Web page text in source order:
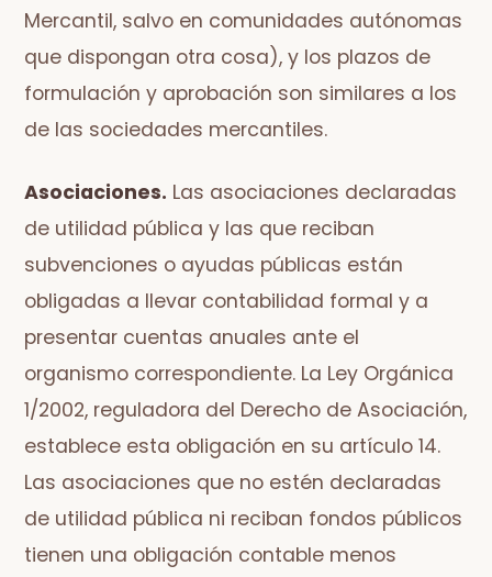
Mercantil, salvo en comunidades autónomas
que dispongan otra cosa), y los plazos de
formulación y aprobación son similares a los
de las sociedades mercantiles.
Asociaciones. Las asociaciones declaradas
de utilidad pública y las que reciban
subvenciones o ayudas públicas están
obligadas a llevar contabilidad formal y a
presentar cuentas anuales ante el
organismo correspondiente. La Ley Orgánica
1/2002, reguladora del Derecho de Asociación,
establece esta obligación en su artículo 14.
Las asociaciones que no estén declaradas
de utilidad pública ni reciban fondos públicos
tienen una obligación contable menos